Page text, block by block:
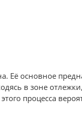
основное
в зоне
процесса